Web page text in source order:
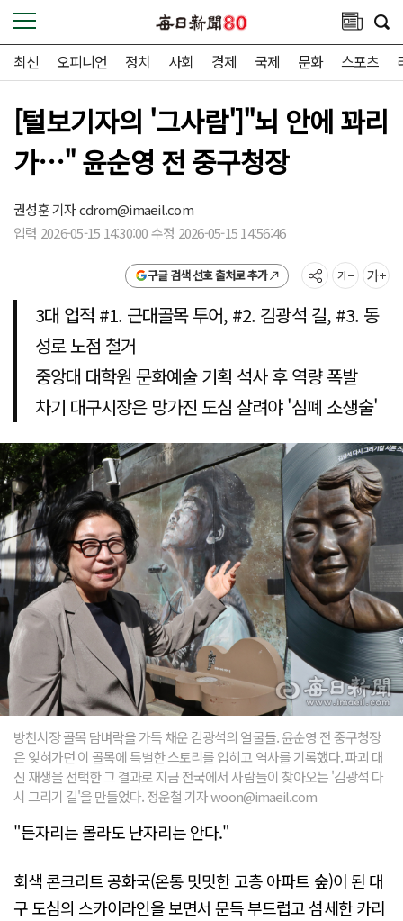
최신 오피니언 정치 사회 경제 국제 문화 스포츠
[털보기자의 '그사람']"뇌 안에 꽈리
가…" 윤순영 전 중구청장
권성훈 기자cdrom@imaeil.com
입력 2026-05-15 14:30:00 수정 2026-05-15 14:56:46
구글 검색 선호 출처로 추가
3대 업적 #1. 근대골목 투어, #2. 김광석 길, #3. 동
성로 노점 철거
중앙대 대학원 문화예술 기획 석사 후 역량 폭발
차기 대구시장은 망가진 도심 살려야 '심폐 소생술'
방천시장 골목 담벼락을 가득 채운 김광석의 얼굴들. 윤순영 전 중구청장
은 잊혀가던 이 골목에 특별한 스토리를 입히고 역사를 기록했다. 파괴 대
신 재생을 선택한 그 결과로 지금 전국에서 사람들이 찾아오는 '김광석 다
시 그리기 길'을 만들었다. 정운철 기자 woon@imaeil.com
"든자리는 몰라도 난자리는 안다."
회색 콘크리트 공화국(온통 밋밋한 고층 아파트 숲)이 된 대
구 도심의 스카이라인을 보면서 문득 부드럽고 섬세한 카리